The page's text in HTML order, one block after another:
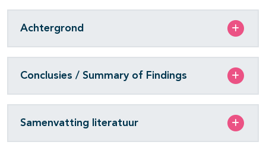
Achtergrond
Conclusies / Summary of Findings
Samenvatting literatuur